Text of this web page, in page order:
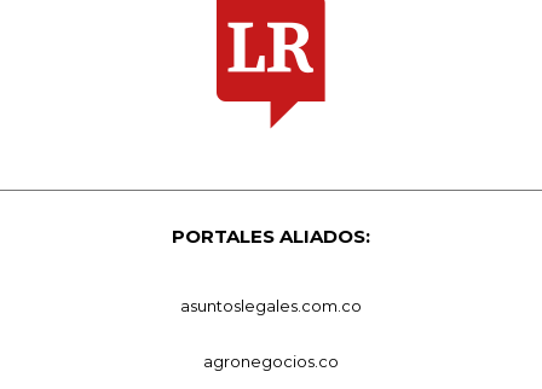
PORTALES ALIADOS:
asuntoslegales.com.co
agronegocios.co